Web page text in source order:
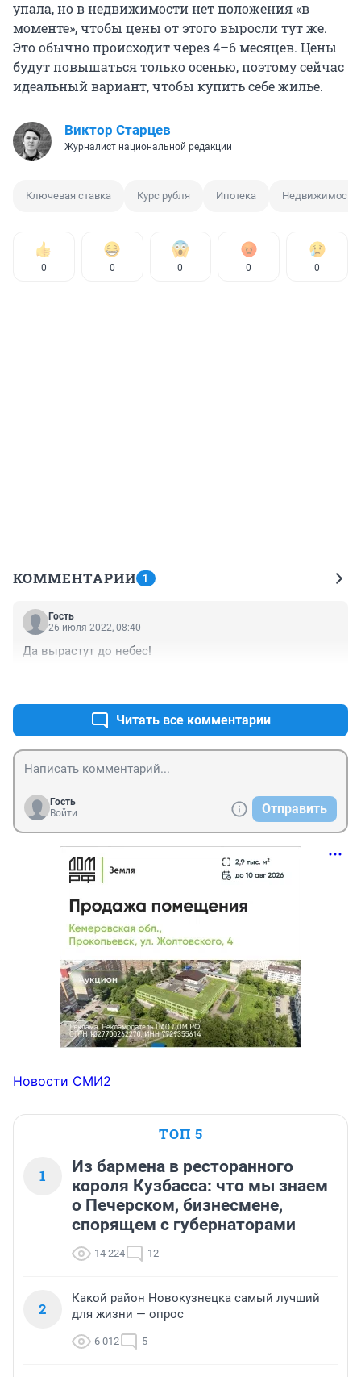
упала, но в недвижимости нет положения «в
моменте», чтобы цены от этого выросли тут же.
Это обычно происходит через 4–6 месяцев. Цены
будут повышаться только осенью, поэтому сейчас
идеальный вариант, чтобы купить себе жилье.
Виктор Старцев
Журналист национальной редакции
Ключевая ставка Курс рубля Ипотека Недвижимость
0 0 0 0 0
КОММЕНТАРИИ 1
Гость
26 июля 2022, 08:40
Да вырастут до небес!
Читать все комментарии
Гость
Войти
Отправить
Новости СМИ2
ТОП 5
1
Из бармена в ресторанного
короля Кузбасса: что мы знаем
о Печерском, бизнесмене,
спорящем с губернаторами
14 224 12
2
Какой район Новокузнецка самый лучший
для жизни — опрос
6 012 5